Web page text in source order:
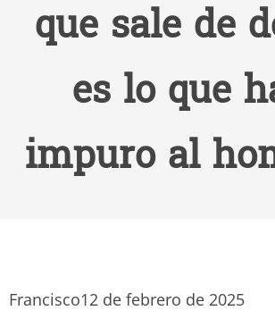
que sale de
es lo que
impuro al
Francisco12 de febrero de 2025